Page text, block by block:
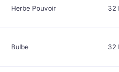
Herbe Pouvoir 32
Bulbe 32